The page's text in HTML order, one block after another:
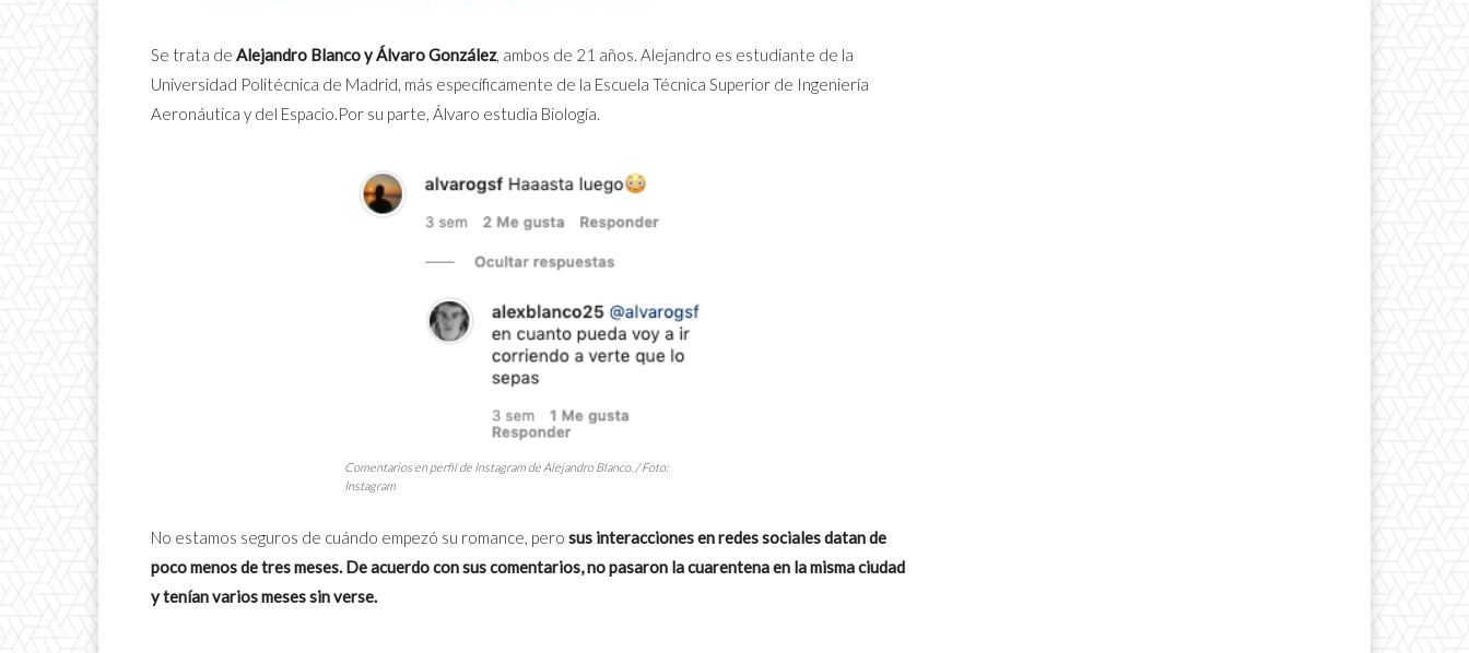
Se trata de Alejandro Blanco y Álvaro González, ambos de 21 años. Alejandro es estudiante de la
Universidad Politécnica de Madrid, más específicamente de la Escuela Técnica Superior de Ingeniería
Aeronáutica y del Espacio.Por su parte, Álvaro estudia Biología.
Comentarios en perfil de Instagram de Alejandro Blanco. / Foto:
Instagram
No estamos seguros de cuándo empezó su romance, pero sus interacciones en redes sociales datan de
poco menos de tres meses. De acuerdo con sus comentarios, no pasaron la cuarentena en la misma ciudad
y tenían varios meses sin verse.